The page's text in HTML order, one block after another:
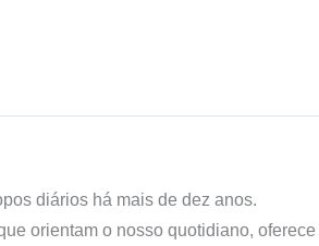
diários há mais de dez anos.
orientam o nosso quotidiano, oferece